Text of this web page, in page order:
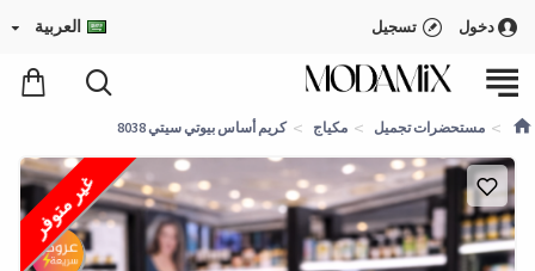
دخول تسجيل العربية
مستحضرات تجميل مكياج كريم أساس بيوتي سيتي 8038
غير متوفر